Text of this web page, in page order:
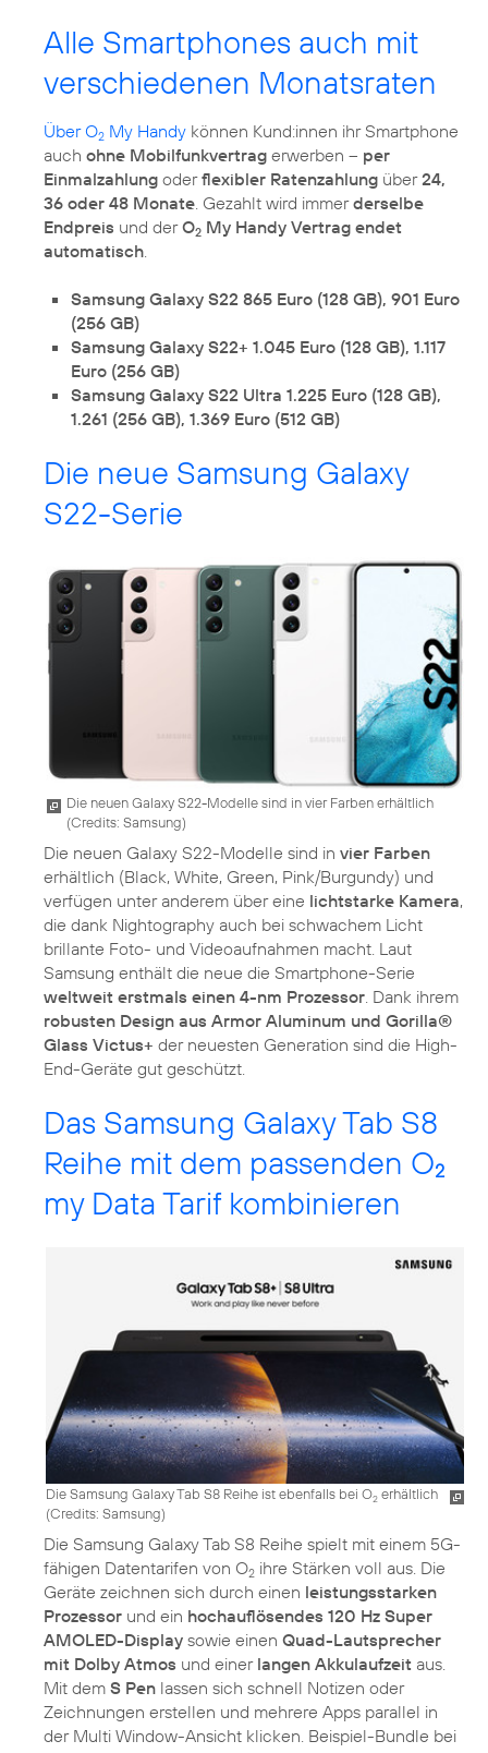
Alle Smartphones auch mit
verschiedenen Monatsraten
Über O2 My Handy können Kund:innen ihr Smartphone
auch ohne Mobilfunkvertrag erwerben – per
Einmalzahlung oderflexibler Ratenzahlung über24,
36 oder 48 Monate . Gezahlt wird immerderselbe
Endpreis und derO2 My Handy Vertrag endet
automatisch
Samsung Galaxy S22 865 Euro (128 GB), 901 Euro
(256 GB)
Samsung Galaxy S22+ 1.045 Euro (128 GB), 1.117
Euro (256 GB)
Samsung Galaxy S22 Ultra 1.225 Euro (128 GB),
1.261 (256 GB), 1.369 Euro (512 GB)
Die neue Samsung Galaxy
S22-Serie
Die neuen Galaxy S22-Modelle sind in vier Farben erhältlich
(Credits: Samsung)
Die neuen Galaxy S22-Modelle sind in vier Farben
erhältlich (Black, White, Green, Pink/Burgundy) und
verfügen unter anderem über eine lichtstarke Kamera,
die dank Nightography auch bei schwachem Licht
brillante Foto- und Videoaufnahmen macht. Laut
Samsung enthält die neue die Smartphone-Serie
weltweit erstmals einen 4-nm Prozessor. Dank ihrem
robusten Design aus Armor Aluminum und Gorilla®
Glass Victus+ der neuesten Generation sind die High-
End-Geräte gut geschützt.
Das Samsung Galaxy Tab S8
Reihe mit dem passenden O2
my Data Tarif kombinieren
Die Samsung Galaxy Tab S8 Reihe ist ebenfalls bei O2 erhältlich
(Credits: Samsung)
Die Samsung Galaxy Tab S8 Reihe spielt mit einem 5G-
fähigen Datentarifen von O2 ihre Stärken voll aus. Die
Geräte zeichnen sich durch einen leistungsstarken
Prozessor und ein hochauflösendes 120 Hz Super
AMOLED-Display sowie einen Quad-Lautsprecher
mit Dolby Atmos und einer langen Akkulaufzeit aus.
Mit dem S Pen lassen sich schnell Notizen oder
Zeichnungen erstellen und mehrere Apps parallel in
der Multi Window-Ansicht klicken. Beispiel-Bundle bei